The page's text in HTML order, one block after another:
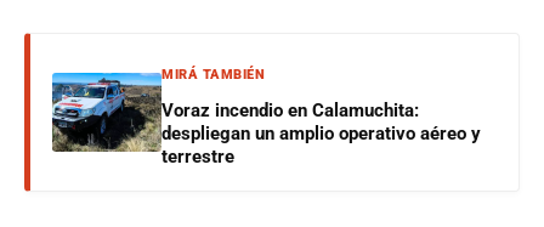
MIRÁ TAMBIÉN
Voraz incendio en Calamuchita:
despliegan un amplio operativo aéreo y
terrestre